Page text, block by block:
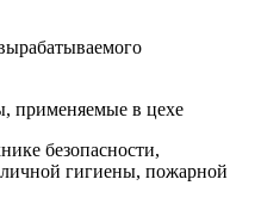
применяемые в цехе
безопасности,
гигиены, пожарной